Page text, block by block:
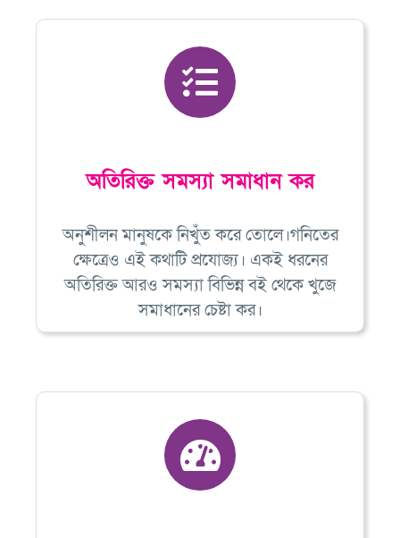
অতিরিক্ত সমস্যা সমাধান কর
অনুশীলন মানুষকে নিখুঁত করে তোলে।গনিতের
ক্ষেত্রেও এই কথাটি প্রযোজ্য। একই ধরনের
অতিরিক্ত আরও সমস্যা বিভিন্ন বই থেকে খুজে
সমাধানের চেষ্টা কর।